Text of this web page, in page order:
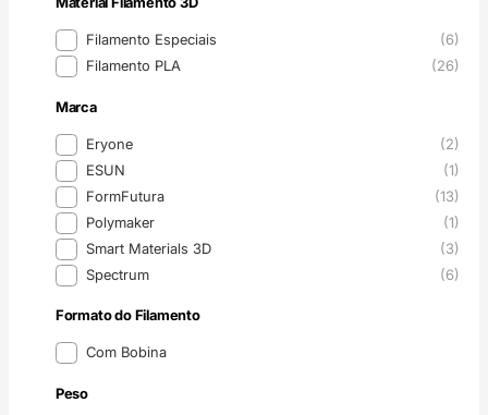
Material Filamento 3D
Filamento Especiais
(6)
Filamento PLA
(26)
Marca
MarcaEryone
(2)
ESUN
(1)
FormFutura
(13)
Polymaker
(1)
Smart Materials 3D
(3)
Spectrum
(6)
Formato do Filamento
Formato do Filamento
Com Bobina
Peso